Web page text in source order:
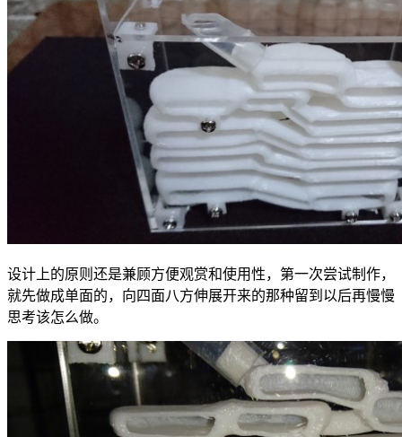
设计上的原则还是兼顾方便观赏和使用性，第一次尝试制作，
就先做成单面的，向四面八方伸展开来的那种留到以后再慢慢
思考该怎么做。